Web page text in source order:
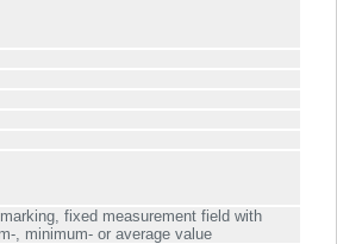
fixed measurement field with
, minimum- or average value